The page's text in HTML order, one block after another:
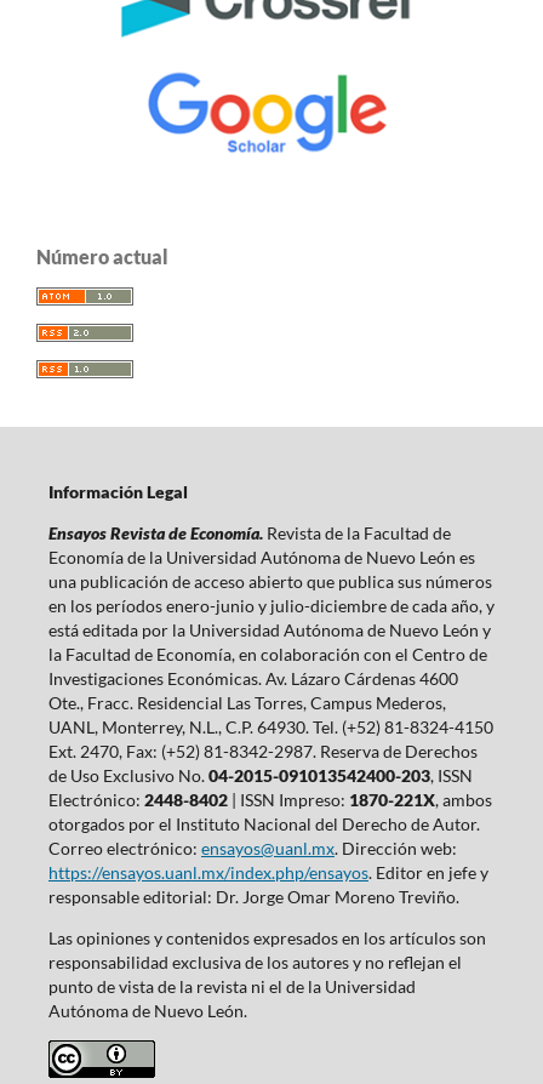
Número actual
Información Legal
Ensayos Revista de Economía. Revista de la Facultad de
Economía de la Universidad Autónoma de Nuevo León es
una publicación de acceso abierto que publica sus números
en los períodos enero-junio y julio-diciembre de cada año, y
está editada por la Universidad Autónoma de Nuevo León y
la Facultad de Economía, en colaboración con el Centro de
Investigaciones Económicas. Av. Lázaro Cárdenas 4600
Ote., Fracc. Residencial Las Torres, Campus Mederos,
UANL, Monterrey, N.L., C.P. 64930. Tel. (+52) 81-8324-4150
Ext. 2470, Fax: (+52) 81-8342-2987. Reserva de Derechos
de Uso Exclusivo No.04-2015-091013542400-203, ISSN
Electrónico: 2448-8402| ISSN Impreso: 1870-221X, ambos
otorgados por el Instituto Nacional del Derecho de Autor.
Correo electrónico: ensayos@uanl.mx. Dirección web:
https://ensayos.uanl.mx/index.php/ensayos. Editor en jefe y
responsable editorial: Dr. Jorge Omar Moreno Treviño.
Las opiniones y contenidos expresados en los artículos son
responsabilidad exclusiva de los autores y no reflejan el
punto de vista de la revista ni el de la Universidad
Autónoma de Nuevo León.